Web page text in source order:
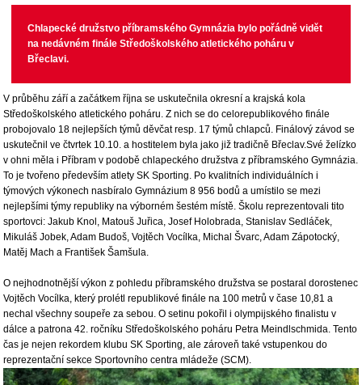
Chlapecké družstvo příbramského Gymnázia bylo pořádně vidět
na nedávném finále Středoškolského atletického poháru v
Břeclavi.
V průběhu září a začátkem října se uskutečnila okresní a krajská kola
Středoškolského atletického poháru. Z nich se do celorepublikového finále
probojovalo 18 nejlepších týmů děvčat resp. 17 týmů chlapců. Finálový závod se
uskutečnil ve čtvrtek 10.10. a hostitelem byla jako již tradičně Břeclav.Své želízko
v ohni měla i Příbram v podobě chlapeckého družstva z příbramského Gymnázia.
To je tvořeno především atlety SK Sporting. Po kvalitních individuálních i
týmových výkonech nasbíralo Gymnázium 8 956 bodů a umístilo se mezi
nejlepšími týmy republiky na výborném šestém místě. Školu reprezentovali tito
sportovci: Jakub Knol, Matouš Juřica, Josef Holobrada, Stanislav Sedláček,
Mikuláš Jobek, Adam Budoš, Vojtěch Vocílka, Michal Švarc, Adam Zápotocký,
Matěj Mach a František Šamšula.
O nejhodnotnější výkon z pohledu příbramského družstva se postaral dorostenec
Vojtěch Vocílka, který prolétl republikové finále na 100 metrů v čase 10,81 a
nechal všechny soupeře za sebou. O setinu pokořil i olympijského finalistu v
dálce a patrona 42. ročníku Středoškolského poháru Petra Meindlschmida. Tento
čas je nejen rekordem klubu SK Sporting, ale zároveň také vstupenkou do
reprezentační sekce Sportovního centra mládeže (SCM).